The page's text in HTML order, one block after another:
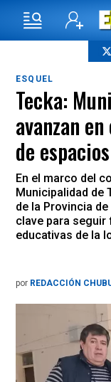
ESQUEL
Tecka:
avanzan
de
En el marco del
Municipalidad de
de la Provincia
clave para
educativas de la
por REDACCIÓN